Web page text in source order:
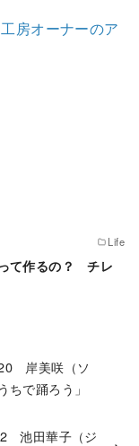
Life
て作るの？ チレ
岸美咲（ソ
で踊ろう」
池田華子（ジ